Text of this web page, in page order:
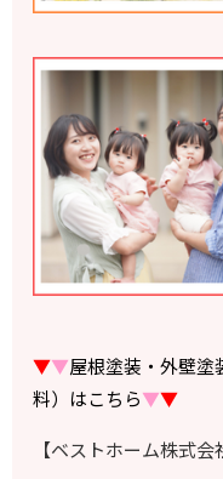
▼▼屋根塗装・外壁塗
料）はこちら▼▼
【ベストホーム株式